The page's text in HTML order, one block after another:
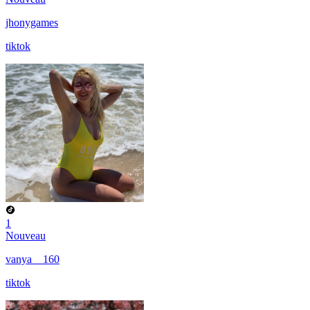
jhonygames
tiktok
1
Nouveau
vanya__160
tiktok